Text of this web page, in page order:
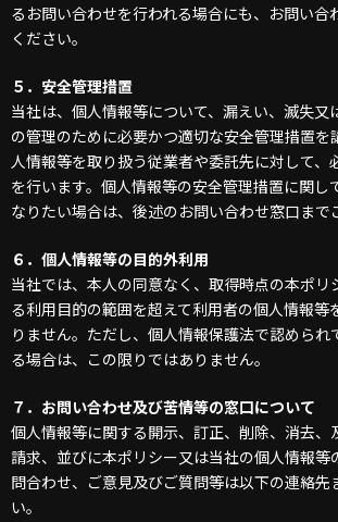
るお問い合わせを行われる場合にも、お問い合
ください。
５． 安全管理措置
当社は、個人情報等について、漏えい、滅失又
の管理のために必要かつ適切な安全管理措置を
人情報等を取り扱う従業者や委託先に対して、
を行います。個人情報等の安全管理措置に関し
なりたい場合は、後述のお問い合わせ窓口まで
６． 個人情報等の目的外利用
当社では、本人の同意なく、取得時点の本ポリ
る利用目的の範囲を超えて利用者の個人情報等
りません。ただし、個人情報保護法で認められ
る場合は、この限りではありません。
７．お問い合わせ及び苦情等の窓口について
個人情報等に関する開示、訂正、削除、消去、
請求、並びに本ポリシー又は当社の個人情報等
問合わせ、ご意見及びご質問等は以下の連絡先
い。